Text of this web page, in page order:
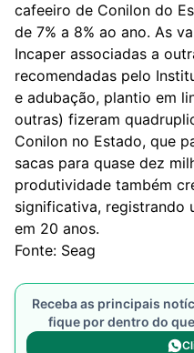
cafeeiro de Conilon do
de 7% a 8% ao ano. As
Incaper associadas a
recomendadas pelo
e adubação, plantio em
outras) fizeram
Conilon no Estado, que
sacas para quase dez
produtividade também
significativa, registrando
em 20 anos.
Fonte: Seag
Receba as principais
fique por dentro do